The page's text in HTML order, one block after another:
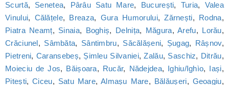
Scurtă, Senetea, Pârâu Satu Mare, București, Turia, Valea
Vinului, Călățele, Breaza, Gura Humorului,Zărnești, Rodna,
Piatra Neamț, Sinaia, Boghiș, Delnița, Măgura,Arefu, Lorău,
Crăciunel, Sâmbăta, Sântimbru, Săcălășeni, Șugag, Râșnov,
Pietreni, Caransebeș, Șimleu Silvaniei,Zalău, Saschiz, Ditrău,
Moieciu de Jos, Băișoara, Rucăr, Nădejdea, Ighiu/Ighìo, Iași,
Pitești,Ciceu, Satu Mare, Almașu Mare, Bălăușeri, Geoagiu,